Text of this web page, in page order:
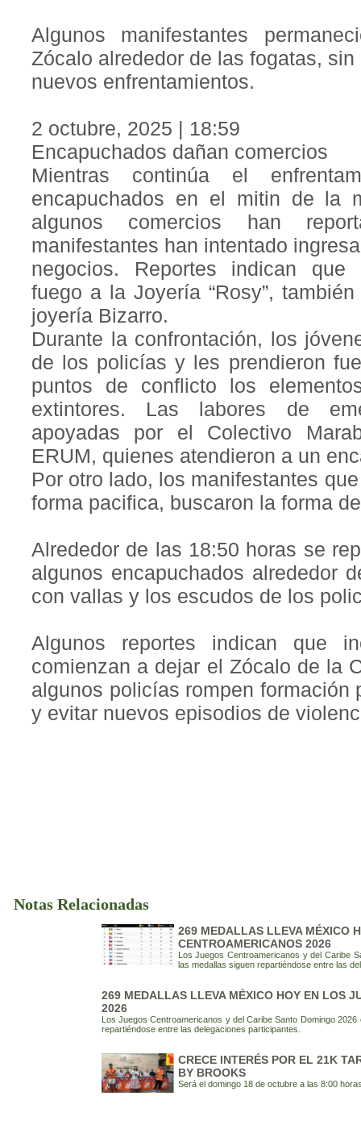
Algunos manifestantes
Zócalo alrededor de las fogatas,
nuevos enfrentamientos.
2 octubre, 2025 | 18:59
Encapuchados dañan comercios
Mientras continúa el
encapuchados en el mitin de la
algunos comercios han
manifestantes han intentado
negocios. Reportes indican que
fuego a la Joyería “Rosy”,
joyería Bizarro.
Durante la confrontación, los
de los policías y les prendieron
puntos de conflicto los
extintores. Las labores de
apoyadas por el Colectivo
ERUM, quienes atendieron a un
Por otro lado, los manifestantes
forma pacifica, buscaron la forma
Alrededor de las 18:50 horas se
algunos encapuchados alrededor
con vallas y los escudos de los
Algunos reportes indican que
comienzan a dejar el Zócalo de la
algunos policías rompen formación
y evitar nuevos episodios de
Notas Relacionadas
269 MEDALLAS LLEVA MÉXICO
CENTROAMERICANOS 2026
Los Juegos Centroamericanos y del Caribe
las medallas siguen repartiéndose entre las
269 MEDALLAS LLEVA MÉXICO HOY EN LOS
2026
Los Juegos Centroamericanos y del Caribe Santo Domingo
repartiéndose entre las delegaciones participantes.
CRECE INTERÉS POR EL 21K
BY BROOKS
Será el domingo 18 de octubre a las 8:00